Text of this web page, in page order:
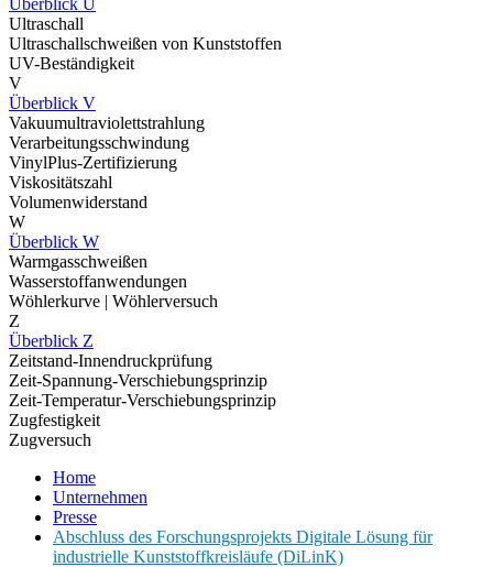
Überblick U
Ultraschall
Ultraschallschweißen von Kunststoffen
UV-Beständigkeit
V
Überblick V
Vakuumultraviolettstrahlung
Verarbeitungsschwindung
VinylPlus-Zertifizierung
Viskositätszahl
Volumenwiderstand
W
Überblick W
Warmgasschweißen
Wasserstoffanwendungen
Wöhlerkurve | Wöhlerversuch
Z
Überblick Z
Zeitstand-Innendruckprüfung
Zeit-Spannung-Verschiebungsprinzip
Zeit-Temperatur-Verschiebungsprinzip
Zugfestigkeit
Zugversuch
Home
Unternehmen
Presse
Abschluss des Forschungsprojekts Digitale Lösung für
industrielle Kunststoffkreisläufe (DiLinK)